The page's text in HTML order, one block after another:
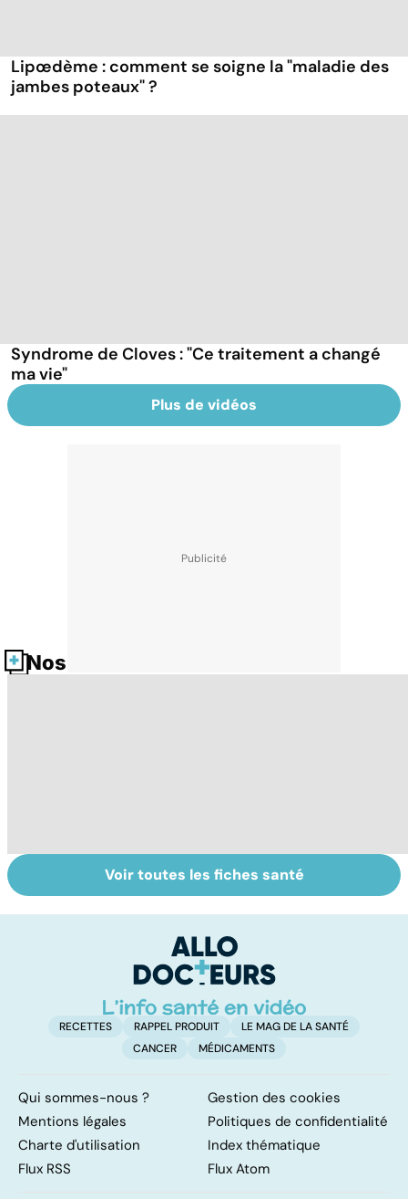
Lipœdème : comment se soigne la "maladie des
jambes poteaux" ?
Syndrome de Cloves : "Ce traitement a changé
ma vie"
Plus de vidéos
Nos fiches santé
Le lupus, une
maladie
Anémie :
symptômes,
traitements
Voir toutes les fiches santé
RECETTES RAPPEL PRODUIT
LE MAG DE LA SANTÉ
CANCER
MÉDICAMENTS
Qui sommes-nous ?
Gestion des cookies
Mentions légales
Politiques de confidentialité
Charte d'utilisation
Index thématique
Flux RSS
Flux Atom